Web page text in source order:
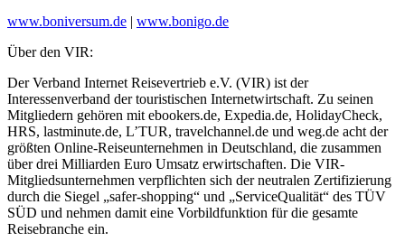
www.boniversum.de | www.bonigo.de
Über den VIR:
Der Verband Internet Reisevertrieb e.V. (VIR) ist der
Interessenverband der touristischen Internetwirtschaft. Zu seinen
Mitgliedern gehören mit ebookers.de, Expedia.de, HolidayCheck,
HRS, lastminute.de, L’TUR, travelchannel.de und weg.de acht der
größten Online-Reiseunternehmen in Deutschland, die zusammen
über drei Milliarden Euro Umsatz erwirtschaften. Die VIR-
Mitgliedsunternehmen verpflichten sich der neutralen Zertifizierung
durch die Siegel „safer-shopping“ und „ServiceQualität“ des TÜV
SÜD und nehmen damit eine Vorbildfunktion für die gesamte
Reisebranche ein.